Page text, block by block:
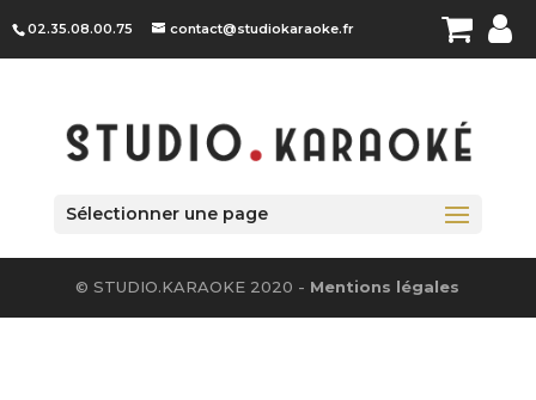
02.35.08.00.75 contact@studiokaraoke.fr
Sélectionner une page
© STUDIO.KARAOKE 2020 - Mentions légales